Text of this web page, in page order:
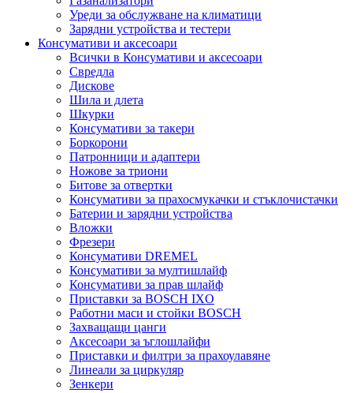
Уреди за обслужване на климатици
Зарядни устройства и тестери
Консумативи и аксесоари
Всички в Консумативи и аксесоари
Свредла
Дискове
Шила и длета
Шкурки
Консумативи за такери
Боркорони
Патронници и адаптери
Ножове за триони
Битове за отвертки
Консумативи за прахосмукачки и стъклочистачки
Батерии и зарядни устройства
Вложки
Фрезери
Консумативи DREMEL
Консумативи за мултишлайф
Консумативи за прав шлайф
Приставки за BOSCH IXO
Работни маси и стойки BOSCH
Захващащи цанги
Аксесоари за ъглошлайфи
Приставки и филтри за прахоулавяне
Линеали за циркуляр
Зенкери